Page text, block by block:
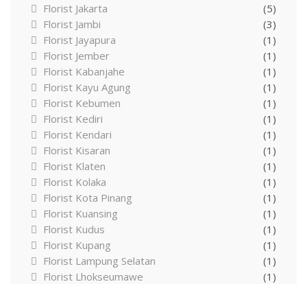
Florist Jakarta
(5)
Florist Jambi
(3)
Florist Jayapura
(1)
Florist Jember
(1)
Florist Kabanjahe
(1)
Florist Kayu Agung
(1)
Florist Kebumen
(1)
Florist Kediri
(1)
Florist Kendari
(1)
Florist Kisaran
(1)
Florist Klaten
(1)
Florist Kolaka
(1)
Florist Kota Pinang
(1)
Florist Kuansing
(1)
Florist Kudus
(1)
Florist Kupang
(1)
Florist Lampung Selatan
(1)
Florist Lhokseumawe
(1)